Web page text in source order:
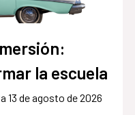
la escuela
13 de agosto de 2026